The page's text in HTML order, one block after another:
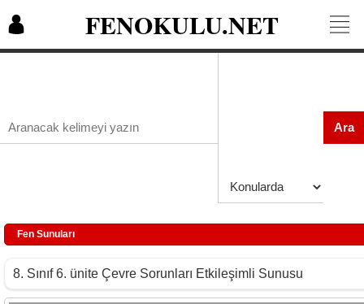
FENOKULU.NET
Ara
Fen Sunuları
8. Sınıf 6. ünite Çevre Sorunları Etkileşimli Sunusu